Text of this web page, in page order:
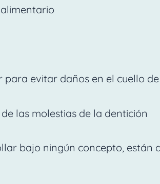
para evitar daños en el cuello
las molestias de la dentición
bajo ningún concepto,